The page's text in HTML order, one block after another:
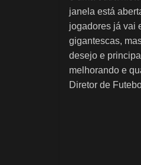
janela está
jogadores já vai
gigantescas,
desejo e
melhorando e
Diretor de